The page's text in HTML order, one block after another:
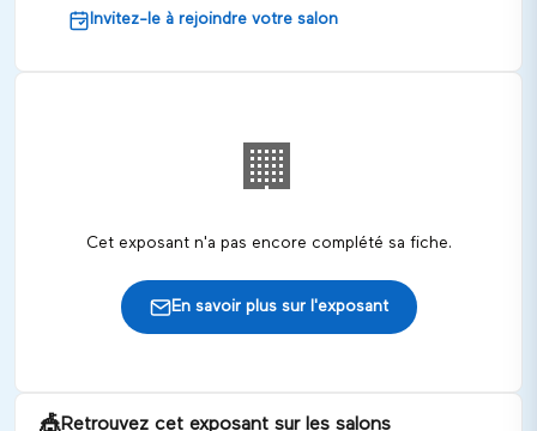
Invitez-le à rejoindre votre salon
🏢
Cet exposant n'a pas encore complété sa fiche.
En savoir plus sur l'exposant
🎪Retrouvez cet exposant sur les salons